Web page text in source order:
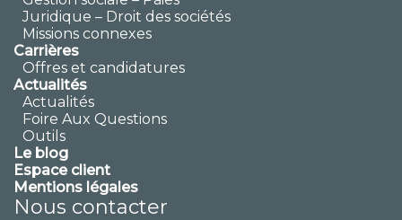
Juridique – Droit des sociétés
Missions connexes
Carrières
Offres et candidatures
Actualités
Actualités
Foire Aux Questions
Outils
Le blog
Espace client
Mentions légales
Nous contacter